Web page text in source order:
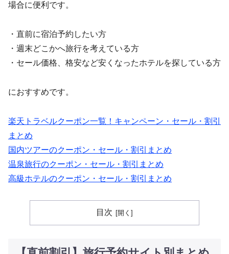
場合に便利です。
・直前に宿泊予約したい方
・週末どこかへ旅行を考えている方
・セール価格、格安など安くなったホテルを探している方
におすすめです。
楽天トラベルクーポン一覧！キャンペーン・セール・割引
まとめ
国内ツアーのクーポン・セール・割引まとめ
温泉旅行のクーポン・セール・割引まとめ
高級ホテルのクーポン・セール・割引まとめ
目次